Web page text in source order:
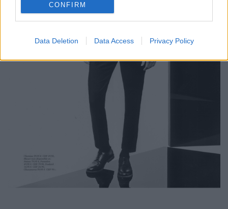
CONFIRM
Data Deletion Data Access Privacy Policy